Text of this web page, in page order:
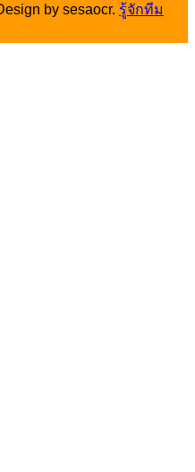
by sesaocr. รู้จักทีม